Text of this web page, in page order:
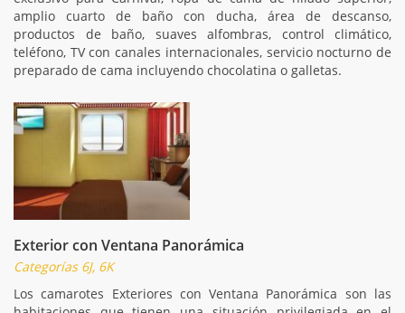
amplio cuarto de baño con ducha, área de descanso,
productos de baño, suaves alfombras, control climático,
teléfono, TV con canales internacionales, servicio nocturno de
preparado de cama incluyendo chocolatina o galletas.
Exterior con Ventana Panorámica
Categorías 6J, 6K
Los camarotes Exteriores con Ventana Panorámica son las